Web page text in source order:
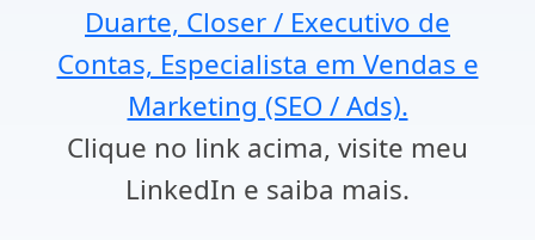
Duarte, Closer / Executivo de
Contas, Especialista em Vendas e
Marketing (SEO / Ads).
Clique no link acima, visite meu
LinkedIn e saiba mais.